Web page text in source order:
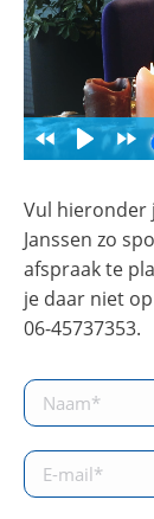
Vul hieronder
Janssen zo
afspraak te
je daar niet
06-45737353.